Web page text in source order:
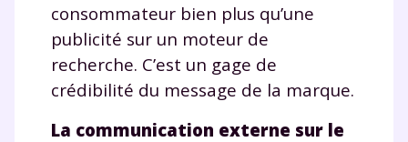
consommateur bien plus qu’une
publicité sur un moteur de
recherche. C’est un gage de
crédibilité du message de la marque.
La communication externe sur le